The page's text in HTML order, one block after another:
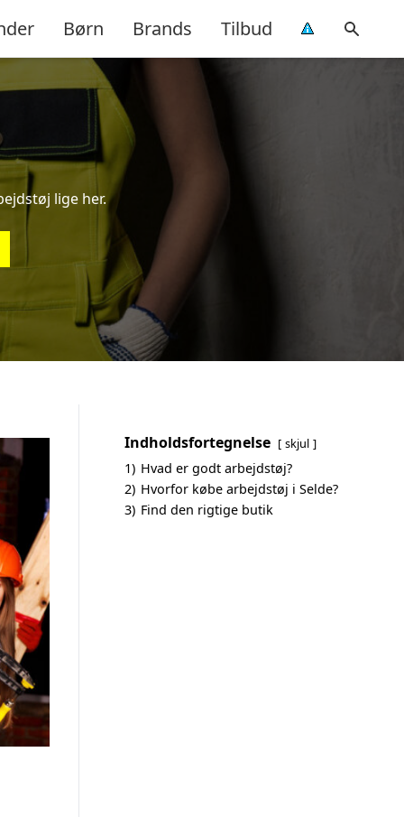
Børn Brands Tilbud
lige her.
Indholdsfortegnelse skjul
1) Hvad er godt arbejdstøj?
2) Hvorfor købe arbejdstøj i Selde?
3) Find den rigtige butik